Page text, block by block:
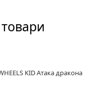
KID Атака дракона